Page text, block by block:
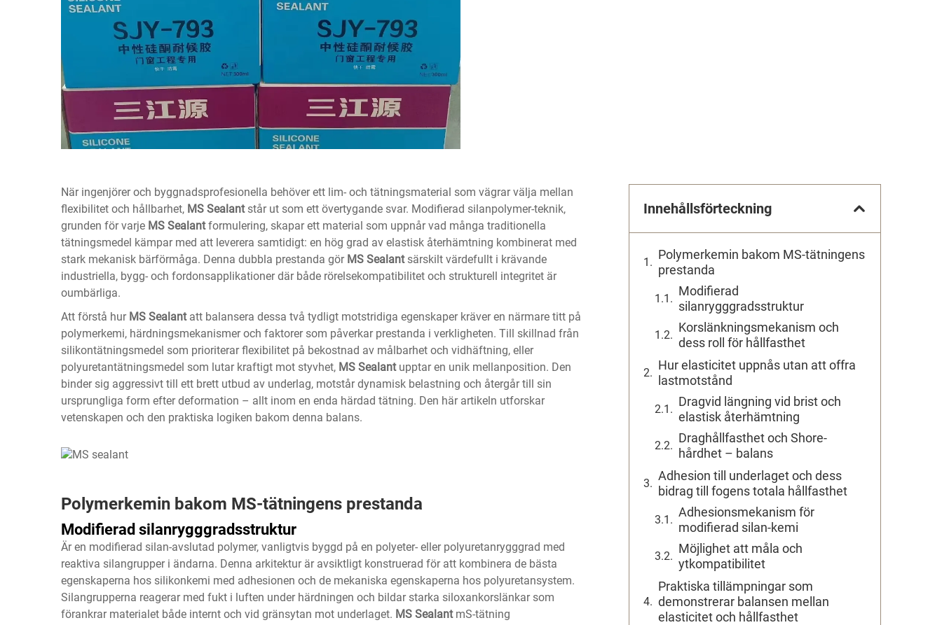
När ingenjörer och byggnadsprofesionella behöver ett lim- och tätningsmaterial som vägrar välja mellan
flexibilitet och hållbarhet, MS Sealant står ut som ett övertygande svar. Modifierad silanpolymer-teknik,
grunden för varje MS Sealantformulering, skapar ett material som uppnår vad många traditionella
tätningsmedel kämpar med att leverera samtidigt: en hög grad av elastisk återhämtning kombinerat med
stark mekanisk bärförmåga. Denna dubbla prestanda gör MS Sealant särskilt värdefullt i krävande
industriella, bygg- och fordonsapplikationer där både rörelsekompatibilitet och strukturell integritet är
oumbärliga.
Att förstå hur MS Sealant att balansera dessa två tydligt motstridiga egenskaper kräver en närmare titt på
polymerkemi, härdningsmekanismer och faktorer som påverkar prestanda i verkligheten. Till skillnad från
silikontätningsmedel som prioriterar flexibilitet på bekostnad av målbarhet och vidhäftning, eller
polyuretantätningsmedel som lutar kraftigt mot styvhet, MS Sealant upptar en unik mellanposition. Den
binder sig aggressivt till ett brett utbud av underlag, motstår dynamisk belastning och återgår till sin
ursprungliga form efter deformation – allt inom en enda härdad tätning. Den här artikeln utforskar
vetenskapen och den praktiska logiken bakom denna balans.
Polymerkemin bakom MS-tätningens prestanda
Modifierad silanrygggradsstruktur
Är en modifierad silan-avslutad polymer, vanligtvis byggd på en polyeter- eller polyuretanrygggrad med
reaktiva silangrupper i ändarna. Denna arkitektur är avsiktligt konstruerad för att kombinera de bästa
egenskaperna hos silikonkemi med adhesionen och de mekaniska egenskaperna hos polyuretansystem.
Silangrupperna reagerar med fukt i luften under härdningen och bildar starka siloxankorslänkar som
förankrar materialet både internt och vid gränsytan mot underlaget. MS Sealant mS-tätning
Innehållsförteckning
Polymerkemin bakom MS-tätningens
prestanda
Modifierad
silanrygggradsstruktur
Korslänkningsmekanism och
dess roll för hållfasthet
Hur elasticitet uppnås utan att offra
lastmotstånd
Dragvid längning vid brist och
elastisk återhämtning
Draghållfasthet och Shore-
hårdhet – balans
Adhesion till underlaget och dess
bidrag till fogens totala hållfasthet
Adhesionsmekanism för
modifierad silan-kemi
Möjlighet att måla och
ytkompatibilitet
Praktiska tillämpningar som
demonstrerar balansen mellan
elasticitet och hållfasthet